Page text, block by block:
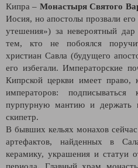
Кипра – Монастыря Святого
Иосия, но апостолы прозвали
утешения») за невероятный
тем, кто не побоялся
христиан Савла (будущего
его избегали. Императорские
Кипрской церкви имеет право,
императоров:
пурпурную мантию и
скипетр.
В бывших кельях монахов сейчас
артефактов, найденных в
керамику, украшения и статуи
периода. Главный храм